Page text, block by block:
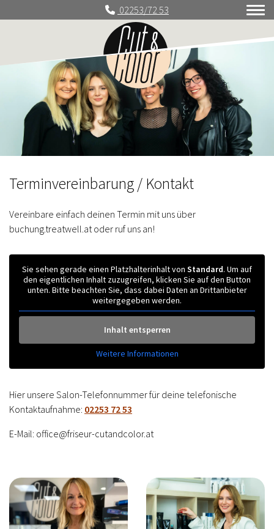
02253/72 53
Terminvereinbarung / Kontakt
Vereinbare einfach deinen Termin mit uns über
buchung.treatwell.at oder ruf uns an!
Sie sehen gerade einen Platzhalterinhalt von Standard. Um auf
den eigentlichen Inhalt zuzugreifen, klicken Sie auf den Button
unten. Bitte beachten Sie, dass dabei Daten an Drittanbieter
weitergegeben werden.
Inhalt entsperren
Weitere Informationen
Hier unsere Salon-Telefonnummer für deine telefonische
Kontaktaufnahme: 02253 72 53
E-Mail: office@friseur-cutandcolor.at